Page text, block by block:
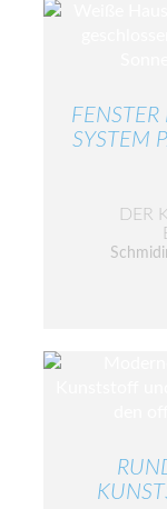
SYSTEM
DER